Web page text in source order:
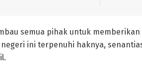
semua pihak untuk
ini terpenuhi haknya,